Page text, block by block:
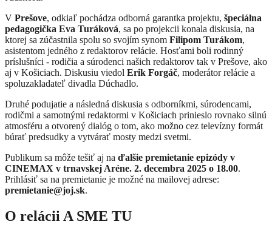
V Prešove, odkiaľ pochádza odborná garantka projektu, špeciálna
pedagogička Eva Turáková, sa po projekcii konala diskusia, na
ktorej sa zúčastnila spolu so svojím synom Filipom Turákom,
asistentom jedného z redaktorov relácie. Hosťami boli rodinný
príslušníci - rodičia a súrodenci našich redaktorov tak v Prešove, ako
aj v Košiciach. Diskusiu viedol Erik Forgáč, moderátor relácie a
spoluzakladateľ divadla Dúchadlo.
Druhé podujatie a následná diskusia s odborníkmi, súrodencami,
rodičmi a samotnými redaktormi v Košiciach prinieslo rovnako silnú
atmosféru a otvorený dialóg o tom, ako možno cez televízny formát
búrať predsudky a vytvárať mosty medzi svetmi.
Publikum sa môže tešiť aj na ďalšie premietanie epizódy v
CINEMAX v trnavskej Aréne. 2. decembra 2025 o 18.00.
Prihlásiť sa na premietanie je možné na mailovej adrese:
premietanie@joj.sk.
O relácii A SME TU